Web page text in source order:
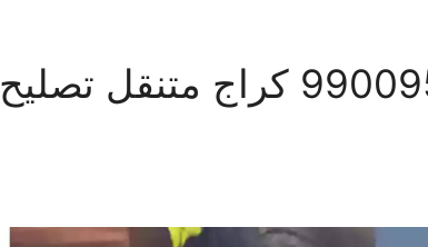
بنشر متنقل العبدلي 99009551‬ كراج متنقل تصليح